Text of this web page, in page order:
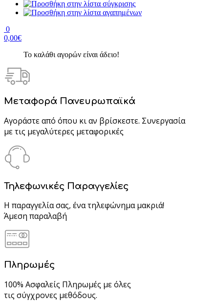
0
0,00€
Το καλάθι αγορών είναι άδειο!
Μεταφορά Πανευρωπαϊκά
Αγοράστε από όπου κι αν βρίσκεστε. Συνεργασία
με τις μεγαλύτερες μεταφορικές
Τηλεφωνικές Παραγγελίες
Η παραγγελία σας, ένα τηλεφώνημα μακριά!
Άμεση παραλαβή
Πληρωμές
100% Ασφαλείς Πληρωμές με όλες
τις σύγχρονες μεθόδους.